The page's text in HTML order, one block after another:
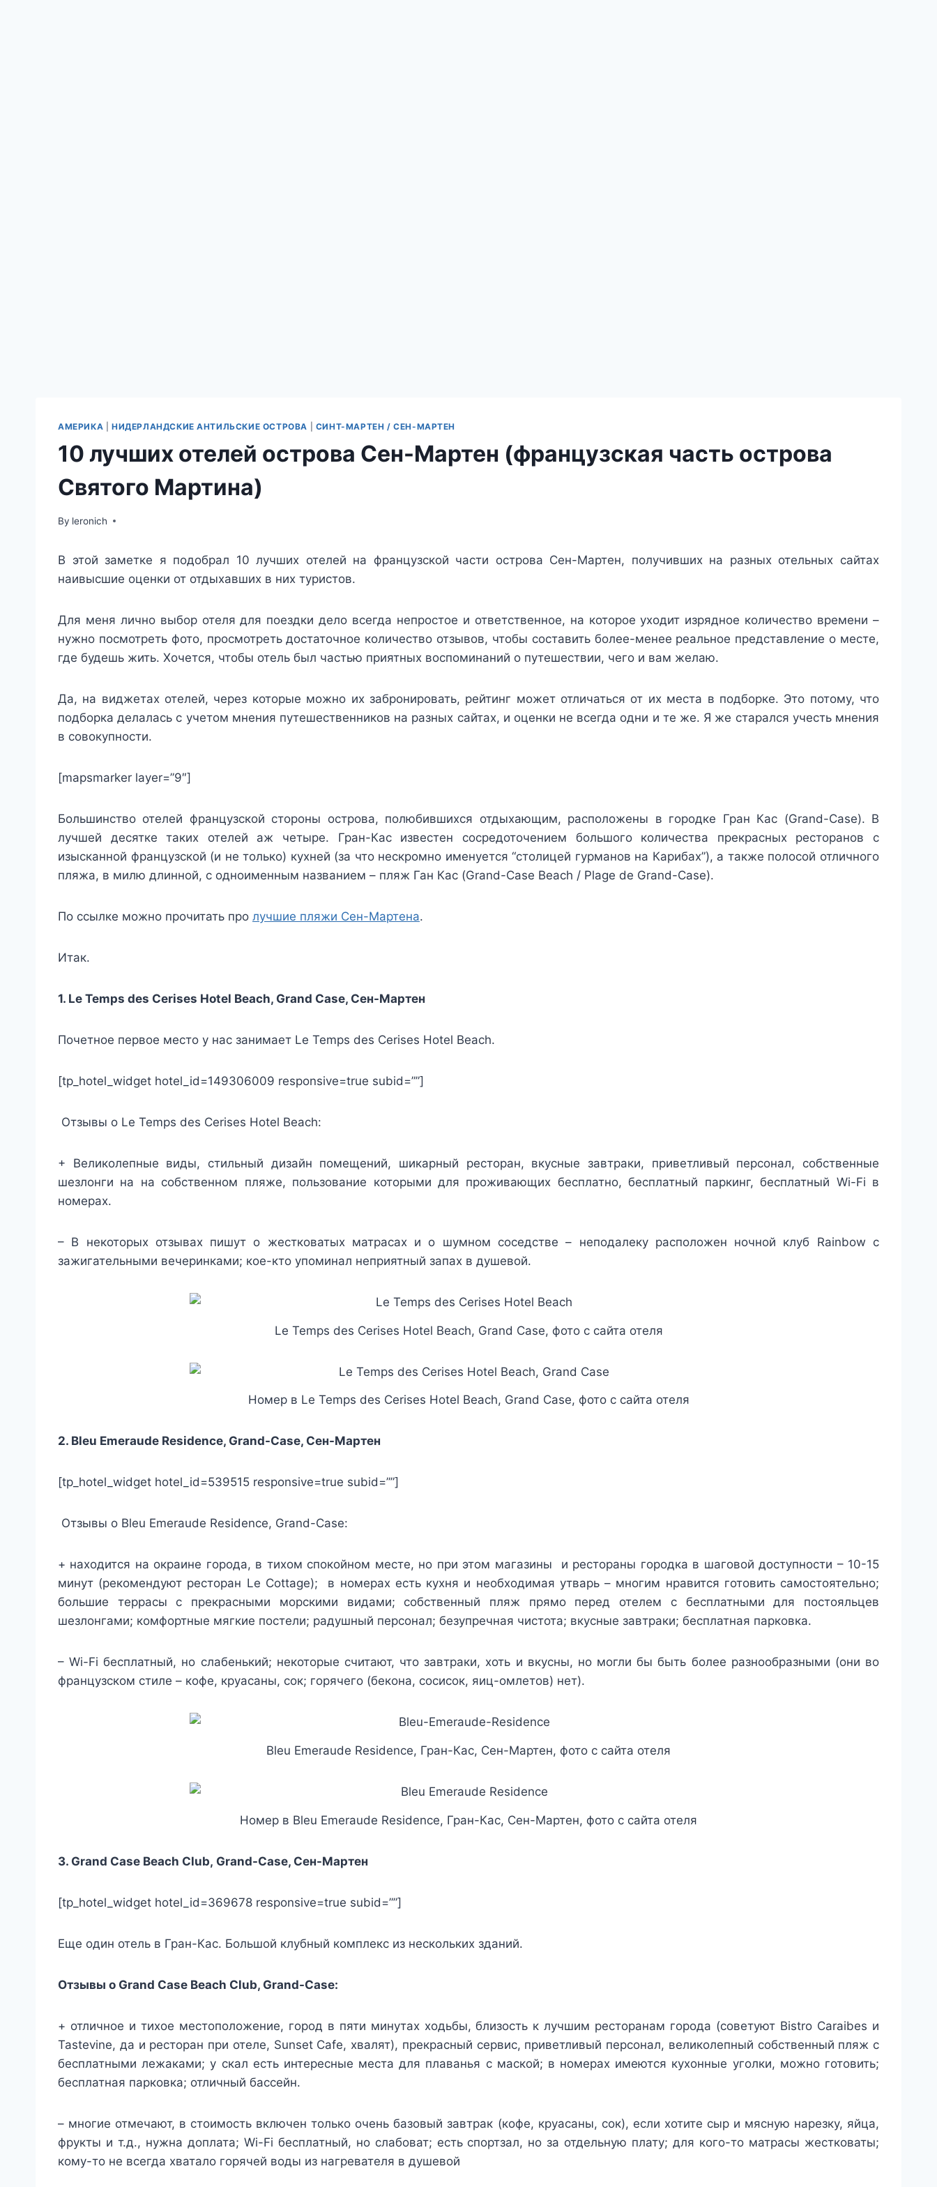
АМЕРИКА НИДЕРЛАНДСКИЕ АНТИЛЬСКИЕ ОСТРОВА СИНТ-МАРТЕН / СЕН-МАРТЕН
10 лучших отелей острова Сен-Мартен (французская часть острова
Святого Мартина)
By leronich
В этой заметке я подобрал 10 лучших отелей на французской части острова Сен-Мартен, получивших на разных отельных сайтах
наивысшие оценки от отдыхавших в них туристов.
Для меня лично выбор отеля для поездки дело всегда непростое и ответственное, на которое уходит изрядное количество времени –
нужно посмотреть фото, просмотреть достаточное количество отзывов, чтобы составить более-менее реальное представление о месте,
где будешь жить. Хочется, чтобы отель был частью приятных воспоминаний о путешествии, чего и вам желаю.
Да, на виджетах отелей, через которые можно их забронировать, рейтинг может отличаться от их места в подборке. Это потому, что
подборка делалась с учетом мнения путешественников на разных сайтах, и оценки не всегда одни и те же. Я же старался учесть мнения
в совокупности.
[mapsmarker layer=”9″]
Большинство отелей французской стороны острова, полюбившихся отдыхающим, расположены в городке Гран Кас (Grand-Case). В
лучшей десятке таких отелей аж четыре. Гран-Кас известен сосредоточением большого количества прекрасных ресторанов с
изысканной французской (и не только) кухней (за что нескромно именуется “столицей гурманов на Карибах”), а также полосой отличного
пляжа, в милю длинной, с одноименным названием – пляж Ган Кас (Grand-Case Beach / Plage de Grand-Case).
По ссылке можно прочитать про лучшие пляжи Сен-Мартена.
Итак.
1. Le Temps des Cerises Hotel Beach, Grand Case, Сен-Мартен
Почетное первое место у нас занимает Le Temps des Cerises Hotel Beach.
[tp_hotel_widget hotel_id=149306009 responsive=true subid=””]
Отзывы о Le Temps des Cerises Hotel Beach:
+ Великолепные виды, стильный дизайн помещений, шикарный ресторан, вкусные завтраки, приветливый персонал, собственные
шезлонги на на собственном пляже, пользование которыми для проживающих бесплатно, бесплатный паркинг, бесплатный Wi-Fi в
номерах.
– В некоторых отзывах пишут о жестковатых матрасах и о шумном соседстве – неподалеку расположен ночной клуб Rainbow с
зажигательными вечеринками; кое-кто упоминал неприятный запах в душевой.
Le Temps des Cerises Hotel Beach, Grand Case, фото с сайта отеля
Номер в Le Temps des Cerises Hotel Beach, Grand Case, фото с сайта отеля
2. Bleu Emeraude Residence, Grand-Case, Сен-Мартен
[tp_hotel_widget hotel_id=539515 responsive=true subid=””]
Отзывы о Bleu Emeraude Residence, Grand-Case:
+ находится на окраине города, в тихом спокойном месте, но при этом магазины и рестораны городка в шаговой доступности – 10-15
минут (рекомендуют ресторан Le Cottage); в номерах есть кухня и необходимая утварь – многим нравится готовить самостоятельно;
большие террасы с прекрасными морскими видами; собственный пляж прямо перед отелем с бесплатными для постояльцев
шезлонгами; комфортные мягкие постели; радушный персонал; безупречная чистота; вкусные завтраки; бесплатная парковка.
– Wi-Fi бесплатный, но слабенький; некоторые считают, что завтраки, хоть и вкусны, но могли бы быть более разнообразными (они во
французском стиле – кофе, круасаны, сок; горячего (бекона, сосисок, яиц-омлетов) нет).
Bleu Emeraude Residence, Гран-Кас, Сен-Мартен, фото с сайта отеля
Номер в Bleu Emeraude Residence, Гран-Кас, Сен-Мартен, фото с сайта отеля
3. Grand Case Beach Club, Grand-Case, Сен-Мартен
[tp_hotel_widget hotel_id=369678 responsive=true subid=””]
Еще один отель в Гран-Кас. Большой клубный комплекс из нескольких зданий.
Отзывы о Grand Case Beach Club, Grand-Case:
+ отличное и тихое местоположение, город в пяти минутах ходьбы, близость к лучшим ресторанам города (советуют Bistro Caraibes и
Tastevine, да и ресторан при отеле, Sunset Cafe, хвалят), прекрасный сервис, приветливый персонал, великолепный собственный пляж с
бесплатными лежаками; у скал есть интересные места для плаванья с маской; в номерах имеются кухонные уголки, можно готовить;
бесплатная парковка; отличный бассейн.
– многие отмечают, в стоимость включен только очень базовый завтрак (кофе, круасаны, сок), если хотите сыр и мясную нарезку, яйца,
фрукты и т.д., нужна доплата; Wi-Fi бесплатный, но слабоват; есть спортзал, но за отдельную плату; для кого-то матрасы жестковаты;
кому-то не всегда хватало горячей воды из нагревателя в душевой